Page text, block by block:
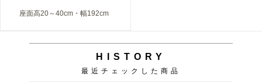
座面高20～40cm・幅192cm
HISTORY
最近チェックした商品